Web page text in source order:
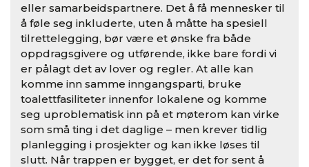
eller samarbeidspartnere. Det å få mennesker til
å føle seg inkluderte, uten å måtte ha spesiell
tilrettelegging, bør være et ønske fra både
oppdragsgivere og utførende, ikke bare fordi vi
er pålagt det av lover og regler. At alle kan
komme inn samme inngangsparti, bruke
toalettfasiliteter innenfor lokalene og komme
seg uproblematisk inn på et møterom kan virke
som små ting i det daglige – men krever tidlig
planlegging i prosjekter og kan ikke løses til
slutt. Når trappen er bygget, er det for sent å